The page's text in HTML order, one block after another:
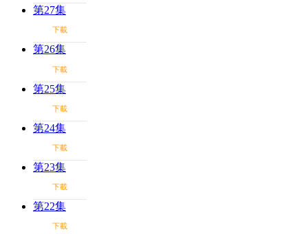
第27集
下載
第26集
下載
第25集
下載
第24集
下載
第23集
下載
第22集
下載